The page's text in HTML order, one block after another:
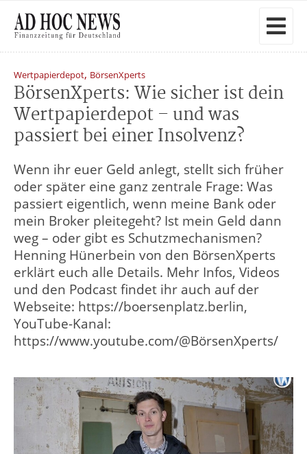
Wertpapierdepot, BörsenXperts
BörsenXperts: Wie sicher ist dein
Wertpapierdepot – und was
passiert bei einer Insolvenz?
Wenn ihr euer Geld anlegt, stellt sich früher
oder später eine ganz zentrale Frage: Was
passiert eigentlich, wenn meine Bank oder
mein Broker pleitegeht? Ist mein Geld dann
weg – oder gibt es Schutzmechanismen?
Henning Hünerbein von den BörsenXperts
erklärt euch alle Details. Mehr Infos, Videos
und den Podcast findet ihr auch auf der
Webseite: https://boersenplatz.berlin,
YouTube-Kanal:
https://www.youtube.com/@BörsenXperts/